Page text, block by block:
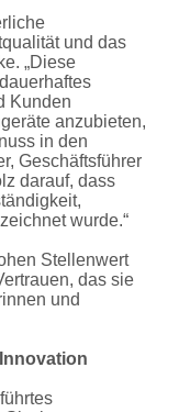
und das
„Diese
Kunden
anzubieten,
in den
Geschäftsführer
darauf, dass
wurde.“
Stellenwert
das sie
und